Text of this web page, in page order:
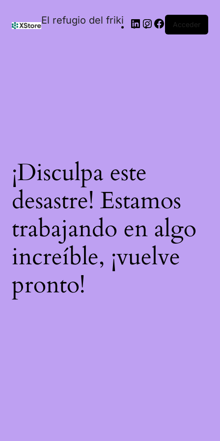
El refugio del friki Acceder
¡Disculpa este
desastre! Estamos
trabajando en algo
increíble, ¡vuelve
pronto!